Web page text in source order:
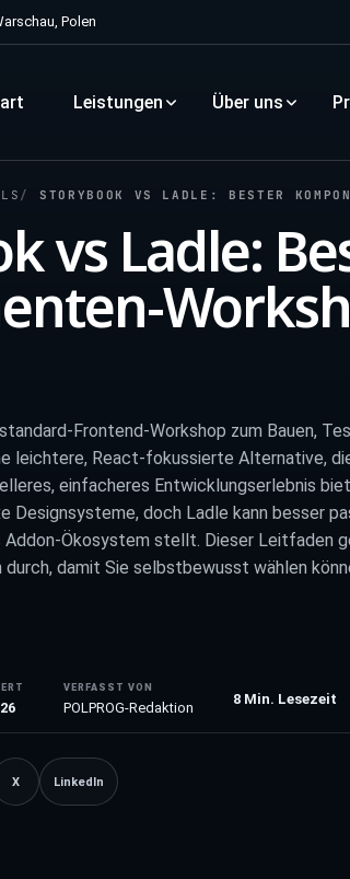
Polen
Leistungen Über uns
STORYBOOK VS LADLE: BESTER
vs Ladle:
Frontend-Workshop zum Bauen,
leichtere, React-fokussierte Alternative,
einfacheres Entwicklungserlebnis
Designsysteme, doch Ladle kann besser
Addon-Ökosystem stellt. Dieser Leitfaden
damit Sie selbstbewusst wählen
VERFASST VON
POLPROG-Redaktion
8 Min. Lesezeit
X LinkedIn